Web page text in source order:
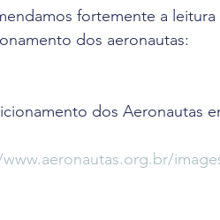
fortemente a
dos aeronautas:
dos Aeronautas